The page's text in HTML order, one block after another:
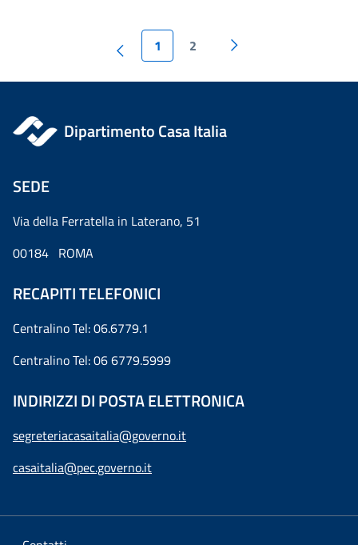
1 2
Dipartimento Casa Italia
SEDE
Via della Ferratella in Laterano, 51
00184 ROMA
RECAPITI TELEFONICI
Centralino Tel: 06.6779.1
Centralino Tel: 06 6779.5999
INDIRIZZI DI POSTA ELETTRONICA
segreteriacasaitalia@governo.it
casaitalia@pec.governo.it